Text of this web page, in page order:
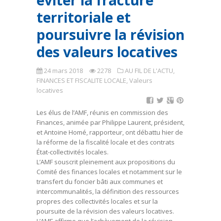
territoriale et
poursuivre la révision
des valeurs locatives
24 mars 2018 2278 AU FIL DE L'ACTU,
FINANCES ET FISCALITE LOCALE,Valeurs
locatives
Les élus de l’AMF, réunis en commission des
Finances, animée par Philippe Laurent, président,
et Antoine Homé, rapporteur, ont débattu hier de
la réforme de la fiscalité locale et des contrats
État-collectivités locales.
L’AMF souscrit pleinement aux propositions du
Comité des finances locales et notamment sur le
transfert du foncier bâti aux communes et
intercommunalités, la définition des ressources
propres des collectivités locales et sur la
poursuite de la révision des valeurs locatives.